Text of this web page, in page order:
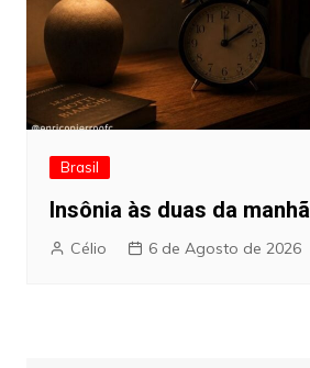
Brasil
Insônia às duas da manhã
Célio 6 de Agosto de 2026